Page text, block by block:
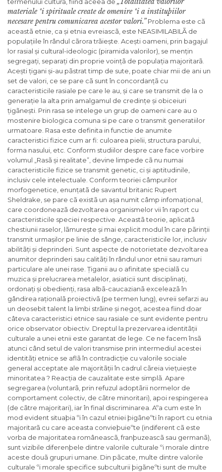
materiale ºi spirituale create de omenire ºi a instituþiilor
necesare pentru comunicarea acestor valori.”Problema este cã
aceastã etnie, ca și etnia evreiascã, este NEASIMILABILÃ de
populațiile în rândul cãrora trãiește. Acești oameni, prin bagajul
lor rasial și cultural-ideologic (piramida valorilor), se mențin
segregați, separați din proprie voințã de populația majoritarã.
Acești țigani și-au pãstrat timp de sute, poate chiar mii de ani un
set de valori, ce se pare cã sunt în concordanțã cu
caracteristicile rasiale pe care le au, și care se transmit de la o
generație la alta prin amalgamul de credințe și obiceiuri
țigãnești. Prin rasa se intelege un grup de oameni care au o
mostenire biologica comuna si pe care o transmit generatiilor
urmatoare. Rasa este definita in functie de anumite
caracteristici fizice cum ar fi: culoarea pielii, structura parului,
forma nasului, etc. Conform studiilor despre care face vorbire
volumul „Rasã și realitate”, devine limpede cã nu numai
caracteristicile fizice se transmit genetic, ci și aptitudinile,
inclusiv cele intelectuale. Conform teoriei câmpurilor
morfogenetice, enunțatã de savantul britanic Rupert
Sheldrake, se pare cã existã un așa numit câmp infomațional,
care coordoneazã dezvoltarea organismelor vii în raport cu
caracteristicile speciei respective. Aceastã teorie, aplicatã
chestiunii raselor, lãmurește și mai explicit modul în care pãrinții
transmit urmașilor pe linie de sânge, caracteristicile lor, inclusiv
abilitãți și deprinderi. Sunt aspecte de notorietate dezvoltarea
anumitor deprinderi sau calitãți în rândul unor etnii sau ramuri
particulare ale unei rase. Țiganii au o afinitate specialã cu
muzica și prelucrarea metalelor, asiaticii sunt disciplinați,
ordonați și obedienți, rasa albã-caucazianã exceleazã în
gândirea raționalã proiectivã (pe termen lung), evreii sefarzi au
un deosebit talent la limbi strãine și negoț, acestea fiind doar
câteva caracteristici etnice sau rasiale ce sunt evidente pentru
orice observator obiectiv. Dreptul la prezervarea identitãții
culturale a unei etnii este garantat de lege. Ce ne facem însã
atunci când setul de valori transmise prin intermediul acestei
identitãți etnice se aflã în contradicție cu valorile sociale
general acceptate ale majoritãții în cadrul cãreia viețuiește
minoritatea ? Reacția de cauzalitate este simplã. Apare
segregarea (voluntarã, prin refuzul adoptãrii normelor de
comportament colectiv, de cãtre minoritari), apoi respingerea
(de cãtre majoritari), iar în final discriminarea. Aºa cum este în
mod evident situaþia ºi în cazul etniei þigãneºti în raport cu etnia
majoritarã cu care aceasta convieþuieºte (indiferent cã este
vorba de majoritatea româneascã, franþuzeascã sau germanã),
sunt vizibile diferenþele dintre valorile culturale ºi morale dintre
aceste douã grupuri umane. Din pãcate, multe dintre valorile
culturale ºi morale specifice subculturii þigãneºti sunt de multe